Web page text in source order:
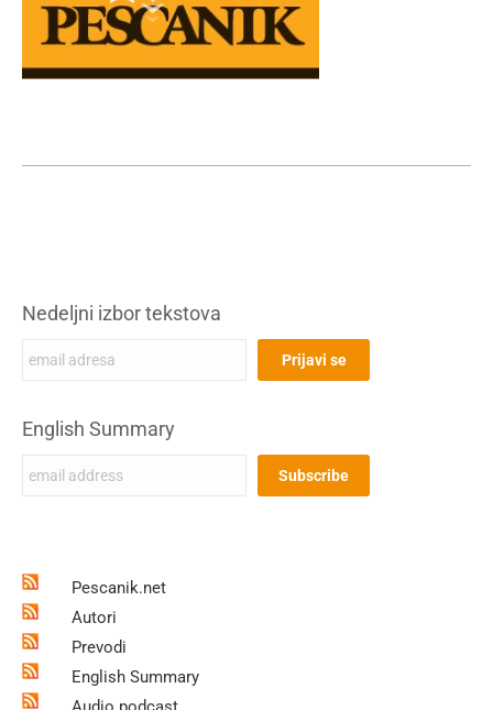
Nedeljni izbor tekstova
English Summary
Pescanik.net
Autori
Prevodi
English Summary